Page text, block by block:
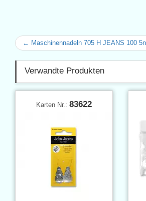
← Maschinennadeln 705 H JEANS 100 5n
Verwandte Produkten
Karten Nr.: 83622